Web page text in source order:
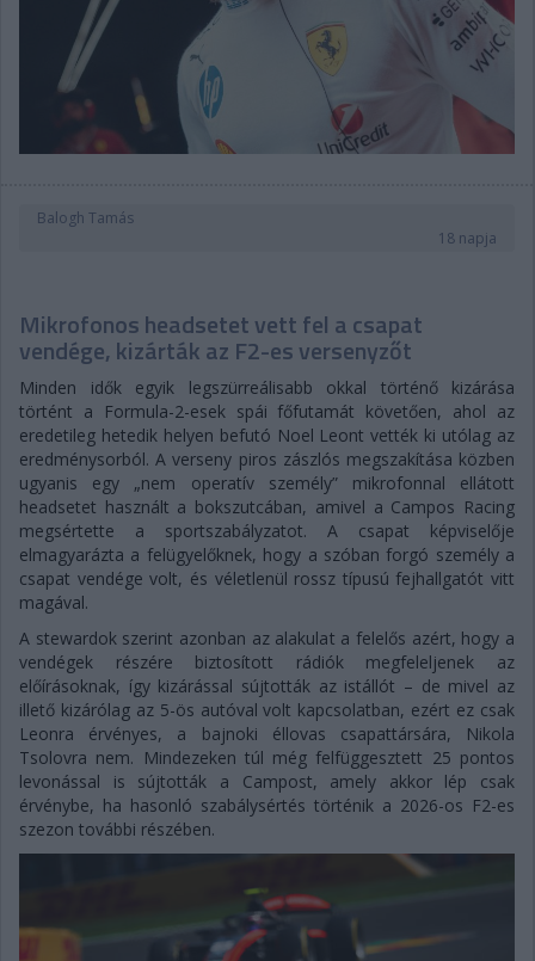
Balogh Tamás
18 napja
Mikrofonos headsetet vett fel a csapat
vendége, kizárták az F2-es versenyzőt
Minden idők egyik legszürreálisabb okkal történő kizárása
történt a Formula-2-esek spái főfutamát követően, ahol az
eredetileg hetedik helyen befutó Noel Leont vették ki utólag az
eredménysorból. A verseny piros zászlós megszakítása közben
ugyanis egy „nem operatív személy” mikrofonnal ellátott
headsetet használt a bokszutcában, amivel a Campos Racing
megsértette a sportszabályzatot. A csapat képviselője
elmagyarázta a felügyelőknek, hogy a szóban forgó személy a
csapat vendége volt, és véletlenül rossz típusú fejhallgatót vitt
magával.
A stewardok szerint azonban az alakulat a felelős azért, hogy a
vendégek részére biztosított rádiók megfeleljenek az
előírásoknak, így kizárással sújtották az istállót – de mivel az
illető kizárólag az 5-ös autóval volt kapcsolatban, ezért ez csak
Leonra érvényes, a bajnoki éllovas csapattársára, Nikola
Tsolovra nem. Mindezeken túl még felfüggesztett 25 pontos
levonással is sújtották a Campost, amely akkor lép csak
érvénybe, ha hasonló szabálysértés történik a 2026-os F2-es
szezon további részében.